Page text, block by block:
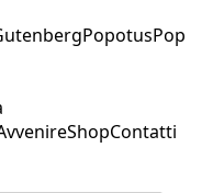
PopotusPop
ShopContatti